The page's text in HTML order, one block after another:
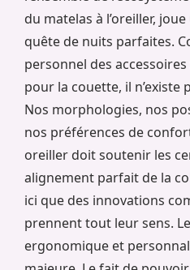
du matelas à l’oreiller,
quête de nuits parfaites.
personnel des accessoires
pour la couette, il n’existe
Nos morphologies, nos
nos préférences de
oreiller doit soutenir les
alignement parfait de la
ici que des innovations
prennent tout leur sens.
ergonomique et